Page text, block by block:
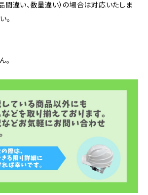
間違い、数量違い）の場合は対応いたしま
。
。